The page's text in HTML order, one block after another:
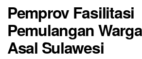
Pemprov Fasilitasi
Pemulangan
Asal Sulawesi